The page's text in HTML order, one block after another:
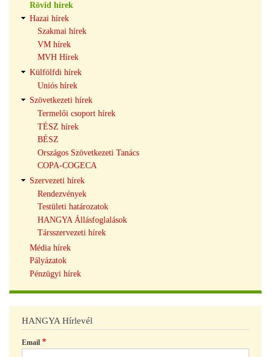
navigáció
Rövid hírek
Hazai hírek
Szakmai hírek
VM hírek
MVH Hírek
Külfölfdi hírek
Uniós hírek
Szövetkezeti hírek
Termelői csoport hírek
TÉSZ hírek
BÉSZ
Országos Szövetkezeti Tanács
COPA-COGECA
Szervezeti hírek
Rendezvények
Testületi határozatok
HANGYA Állásfoglalások
Társszervezeti hírek
Média hírek
Pályázatok
Pénzügyi hírek
HANGYA Hírlevél
Email